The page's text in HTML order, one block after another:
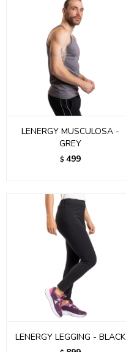
LENERGY MUSCULOSA -
GREY
$ 499
LENERGY LEGGING - BLACK